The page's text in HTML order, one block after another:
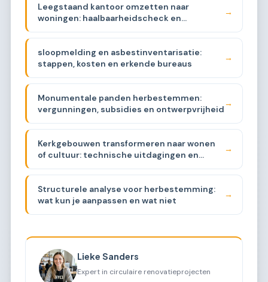
Leegstaand kantoor omzetten naar
woningen: haalbaarheidscheck en
plattegrondstrategieën
→
sloopmelding en asbestinventarisatie:
stappen, kosten en erkende bureaus
→
Monumentale panden herbestemmen:
vergunningen, subsidies en ontwerpvrijheid
→
Kerkgebouwen transformeren naar wonen
of cultuur: technische uitdagingen en
kosten
→
Structurele analyse voor herbestemming:
wat kun je aanpassen en wat niet
→
Lieke Sanders
Expert in circulaire renovatieprojecten